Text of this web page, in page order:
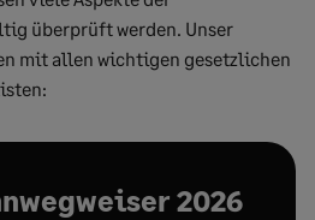
überprüft werden. Unser
mit allen wichtigen gesetzlichen
2026